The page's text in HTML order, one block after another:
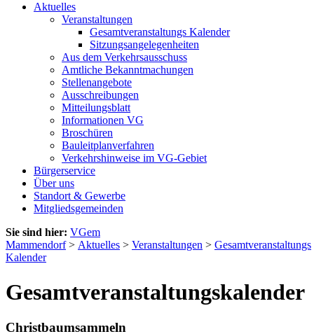
Aktuelles
Veranstaltungen
Gesamtveranstaltungs Kalender
Sitzungsangelegenheiten
Aus dem Verkehrsausschuss
Amtliche Bekanntmachungen
Stellenangebote
Ausschreibungen
Mitteilungsblatt
Informationen VG
Broschüren
Bauleitplanverfahren
Verkehrshinweise im VG-Gebiet
Bürgerservice
Über uns
Standort & Gewerbe
Mitgliedsgemeinden
Sie sind hier: VGem
Mammendorf> Aktuelles > Veranstaltungen > Gesamtveranstaltungs
Kalender
Gesamtveranstaltungskalender
Christbaumsammeln